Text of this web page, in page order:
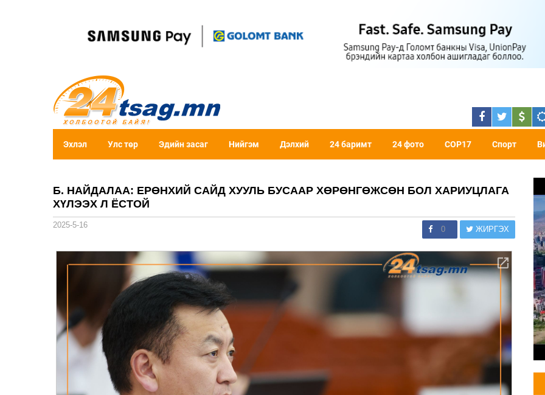
Эхлэл Улс төр Эдийн засаг Нийгэм Дэлхий 24 баримт 24 фото COP17 Спорт
Б. НАЙДАЛАА: ЕРӨНХИЙ САЙД ХУУЛЬ БУСААР ХӨРӨНГӨЖСӨН БОЛ ХАРИУЦЛАГА
ХҮЛЭЭХ Л ЁСТОЙ
2025-5-16 0 ЖИРГЭХ